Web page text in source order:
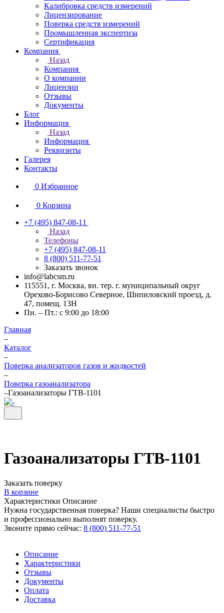
Калибровка средств измерений
Лицензирование
Поверка средств измерений
Промышленная экспертиза
Сертификация
Компания
Назад
Компания
О компании
Лицензии
Отзывы
Документы
Блог
Информация
Назад
Информация
Реквизиты
Галерея
Контакты
0 Избранное
0 Корзина
+7 (495) 847-08-11
Назад
Телефоны
+7 (495) 847-08-11
8 (800) 511-77-51
Заказать звонок
info@labcsm.ru
115551, г. Москва, вн. тер. г. муниципальный округ
Орехово-Борисово Северное, Шипиловский проезд, д.
47, помещ. 13Н
Пн. – Пт.: с 9:00 до 18:00
Главная
–
Каталог
–
Поверка анализаторов газов и жидкостей
–
Поверка газоанализатора
–Газоанализаторы ГТВ-1101
Газоанализаторы ГТВ-1101
Заказать поверку
В корзине
Характеристики Описание
Нужна государственная поверка? Наши специалисты быстро
и профессионально выполнят поверку.
Звоните прямо сейчас: 8 (800) 511-77-51
Описание
Характеристики
Отзывы
Документы
Оплата
Доставка